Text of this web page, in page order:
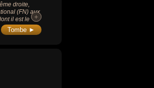
droite,
(FN) aux
il est le
à 2014.
+
+
Tombe ►